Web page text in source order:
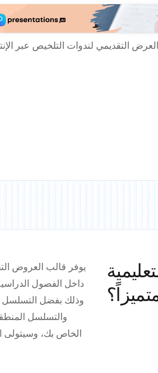
التقديمي لندوات التلخيص عبر
يوفر قالب العروض
داخل الفصول
وذلك بفضل التسلسل
والتسلسل
الخاص بك، وسيتولى